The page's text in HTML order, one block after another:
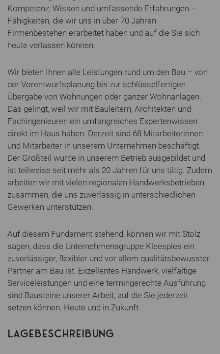
Kompetenz, Wissen und umfassende Erfahrungen –
Fähigkeiten, die wir uns in über 70 Jahren
Firmenbestehen erarbeitet haben und auf die Sie sich
heute verlassen können.
Wir bieten Ihnen alle Leistungen rund um den Bau – von
der Vorentwurfsplanung bis zur schlüsselfertigen
Übergabe von Wohnungen oder ganzer Wohnanlagen.
Das gelingt, weil wir mit Bauleitern, Architekten und
Fachingenieuren ein umfangreiches Expertenwissen
direkt im Haus haben. Derzeit sind 68 Mitarbeiterinnen
und Mitarbeiter in unserem Unternehmen beschäftigt.
Der Großteil wurde in unserem Betrieb ausgebildet und
ist teilweise seit mehr als 20 Jahren für uns tätig. Zudem
arbeiten wir mit vielen regionalen Handwerksbetrieben
zusammen, die uns zuverlässig in unterschiedlichen
Gewerken unterstützen.
Auf diesem Fundament stehend, können wir mit Stolz
sagen, dass die Unternehmensgruppe Kleespies ein
zuverlässiger, flexibler und vor allem qualitätsbewusster
Partner am Bau ist. Exzellentes Handwerk, vielfältige
Serviceleistungen und eine termingerechte Ausführung
sind Bausteine unserer Arbeit, auf die Sie jederzeit
setzen können. Heute und in Zukunft.
LAGEBESCHREIBUNG